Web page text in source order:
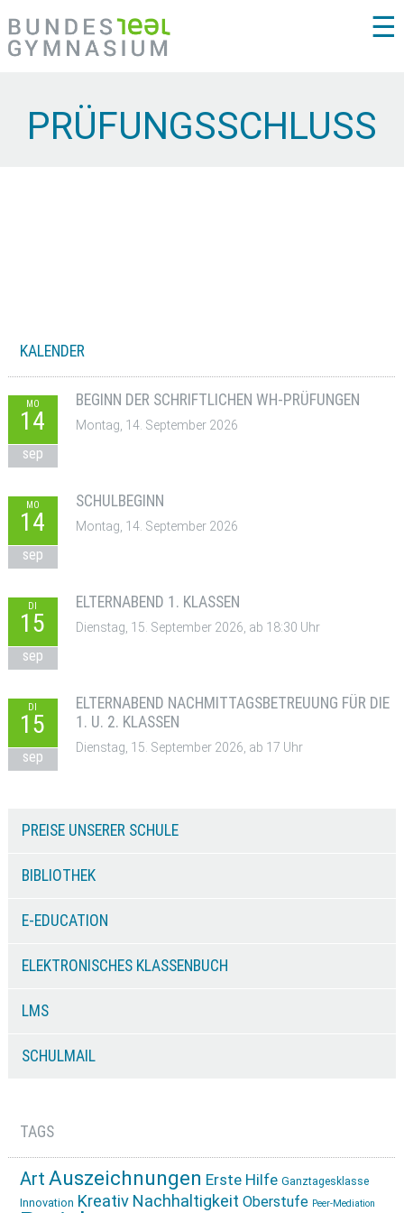
☰
PRÜFUNGSSCHLUSS
KALENDER
MO
14
sep
BEGINN DER SCHRIFTLICHEN WH-PRÜFUNGEN
Montag, 14. September 2026
MO
14
sep
SCHULBEGINN
Montag, 14. September 2026
DI
15
sep
ELTERNABEND 1. KLASSEN
Dienstag, 15. September 2026, ab 18:30 Uhr
DI
15
sep
ELTERNABEND NACHMITTAGSBETREUUNG FÜR DIE
1. U. 2. KLASSEN
Dienstag, 15. September 2026, ab 17 Uhr
PREISE UNSERER SCHULE
BIBLIOTHEK
E-EDUCATION
ELEKTRONISCHES KLASSENBUCH
LMS
SCHULMAIL
TAGS
Art Auszeichnungen Erste Hilfe Ganztagesklasse
Innovation Kreativ Nachhaltigkeit Oberstufe Peer-Mediation